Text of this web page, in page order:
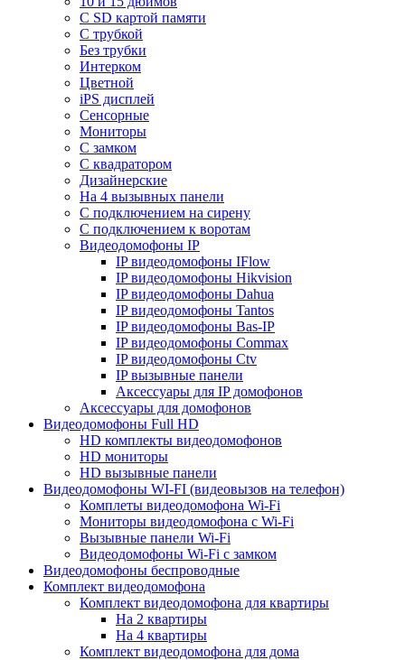
С SD картой памяти
С трубкой
Без трубки
Интерком
Цветной
iPS дисплей
Сенсорные
Мониторы
С замком
C квадратором
Дизайнерские
На 4 вызывных панели
С подключением на сирену
С подключением к воротам
Видеодомофоны IP
IP видеодомофоны IFlow
IP видеодомофоны Hikvision
IP видеодомофоны Dahua
IP видеодомофоны Tantos
IP видеодомофоны Bas-IP
IP видеодомофоны Commax
IP видеодомофоны Ctv
IP вызывные панели
Аксессуары для IP домофонов
Аксессуары для домофонов
Видеодомофоны Full HD
HD комплекты видеодомофонов
HD мониторы
HD вызывные панели
Видеодомофоны WI-FI (видеовызов на телефон)
Комплеты видеодомофона Wi-Fi
Мониторы видеодомофона с Wi-Fi
Вызывные панели Wi-Fi
Видеодомофоны Wi-Fi с замком
Видеодомофоны беспроводные
Комплект видеодомофона
Комплект видеодомофона для квартиры
На 2 квартиры
На 4 квартиры
Комплект видеодомофона для дома